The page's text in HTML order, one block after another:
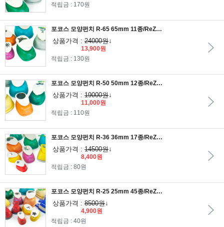
적립금 : 170원
포코스 모양펀치 R-65 65mm 11종/ReZo펀치
상품가격 : 24000원↓
13,900원
적립금 : 130원
포코스 모양펀치 R-50 50mm 12종/ReZo펀치
상품가격 : 19000원↓
11,000원
적립금 : 110원
포코스 모양펀치 R-36 36mm 17종/ReZo펀치
상품가격 : 14500원↓
8,400원
적립금 : 80원
포코스 모양펀치 R-25 25mm 45종/ReZo펀치
상품가격 : 8500원↓
4,900원
적립금 : 40원